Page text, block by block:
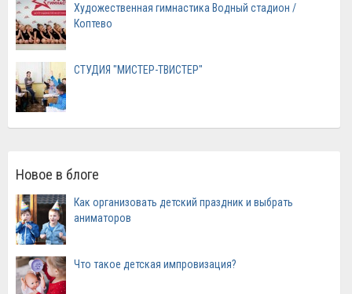
Художественная гимнастика Водный стадион /
Коптево
СТУДИЯ "МИСТЕР-ТВИСТЕР"
Новое в блоге
Как организовать детский праздник и выбрать
аниматоров
Что такое детская импровизация?